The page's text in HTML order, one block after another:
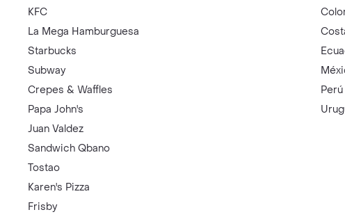
KFC
La Mega Hamburguesa
Starbucks
Subway
Crepes & Waffles
Papa John's
Juan Valdez
Sandwich Qbano
Tostao
Karen's Pizza
Frisby
Perú